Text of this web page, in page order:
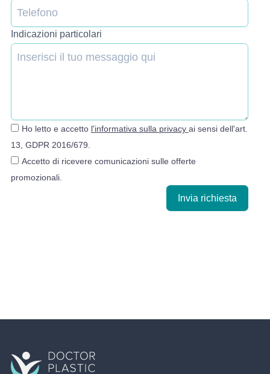
Indicazioni particolari
Ho letto e accetto l'informativa sulla privacy ai sensi dell'art.
13, GDPR 2016/679.
Accetto di ricevere comunicazioni sulle offerte
promozionali.
Invia richiesta